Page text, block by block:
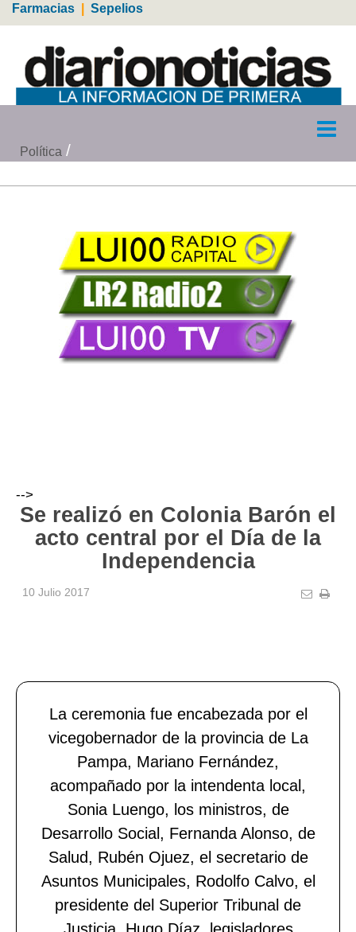
Farmacias Sepelios
Política
-->
Se realizó en Colonia Barón el
acto central por el Día de la
Independencia
10 Julio 2017
La ceremonia fue encabezada por el
vicegobernador de la provincia de La
Pampa, Mariano Fernández,
acompañado por la intendenta local,
Sonia Luengo, los ministros, de
Desarrollo Social, Fernanda Alonso, de
Salud, Rubén Ojuez, el secretario de
Asuntos Municipales, Rodolfo Calvo, el
presidente del Superior Tribunal de